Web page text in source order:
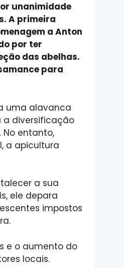
unanimidade
A primeira
a Anton
por ter
das abelhas.
para
uma alavanca
a diversificação
entanto,
a apicultura
a sua
ele depara
impostos
e o aumento do
locais.